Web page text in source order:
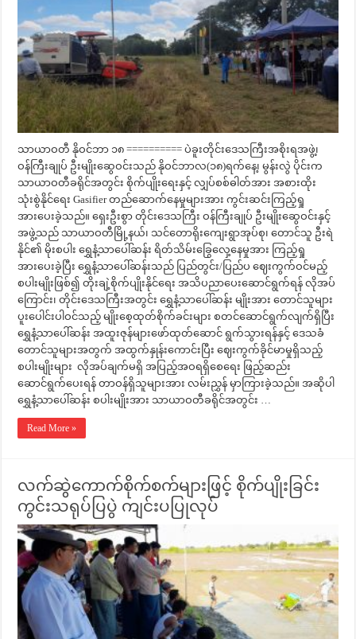
သာယာဝတီ နိုဝင်ဘာ ၁၈ ========== ပဲခူးတိုင်းဒေသကြီးအစိုးရအဖွဲ့၊
ဝန်ကြီးချုပ် ဦးမျိုးဆွေဝင်းသည် နိုဝင်ဘာလ(၁၈)ရက်နေ့၊ မွန်းလွဲ ပိုင်းက
သာယာဝတီခရိုင်အတွင်း စိုက်ပျိုးရေးနှင့် လျှပ်စစ်ဓါတ်အား အစားထိုး
သုံးစွဲနိုင်ရေး Gasifier တည်ဆောက်နေမှုများအား ကွင်းဆင်းကြည့်ရှု
အားပေးခဲ့သည်။ ရှေးဦးစွာ တိုင်းဒေသကြီး ဝန်ကြီးချုပ် ဦးမျိုးဆွေဝင်းနှင့်
အဖွဲ့သည် သာယာဝတီမြို့နယ်၊ သင်တောရိုးကျေးရွာအုပ်စု၊ တောင်သူ ဦးရဲ
နိုင်၏ မိုးစပါး ရွှေနံ့သာပေါ်ဆန်း ရိတ်သိမ်းခြွေလှေ့နေမှုအား ကြည့်ရှု
အားပေးခဲ့ပြီး ရွှေနံ့သာပေါ်ဆန်းသည် ပြည်တွင်း/ပြည်ပ ဈေးကွက်ဝင်မည့်
စပါးမျိုးဖြစ်၍ တိုးချဲ့စိုက်ပျိုးနိုင်ရေး အသိပညာပေးဆောင်ရွက်ရန် လိုအပ်
ကြောင်း၊ တိုင်းဒေသကြီးအတွင်း ရွှေနံ့သာပေါ်ဆန်း မျိုးအား တောင်သူများ
ပူးပေါင်းပါဝင်သည့် မျိုးစေ့ထုတ်စိုက်ခင်းများ စတင်ဆောင်ရွက်လျက်ရှိပြီး
ရွှေနံ့သာပေါ်ဆန်း အထူးဇုန်များဖော်ထုတ်ဆောင် ရွက်သွားရန်နှင့် ဒေသခံ
တောင်သူများအတွက် အထွက်နှုန်းကောင်းပြီး ဈေးကွက်ခိုင်မာမှုရှိသည့်
စပါးမျိုးများ လိုအပ်ချက်မရှိ အပြည့်အဝရရှိစေရေး ဖြည့်ဆည်း
ဆောင်ရွက်ပေးရန် တာဝန်ရှိသူများအား လမ်းညွှန် မှာကြားခဲ့သည်။ အဆိုပါ
ရွှေနံ့သာပေါ်ဆန်း စပါးမျိုးအား သာယာဝတီခရိုင်အတွင်း …
Read More »
လက်ဆွဲကောက်စိုက်စက်များဖြင့် စိုက်ပျိုးခြင်း
ကွင်းသရုပ်ပြပွဲ ကျင်းပပြုလုပ်